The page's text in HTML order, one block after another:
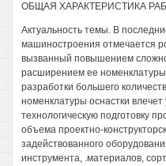
ОБЩАЯ ХАРАКТЕРИСТИКА
Актуальность темы. В
машиностроения отмечается
вызванный повышением
расширением ее
разработки большего
номенклатуры оснастки
технологическую подготовку
объема проектно-
задействованного
инструмента, .материалов,